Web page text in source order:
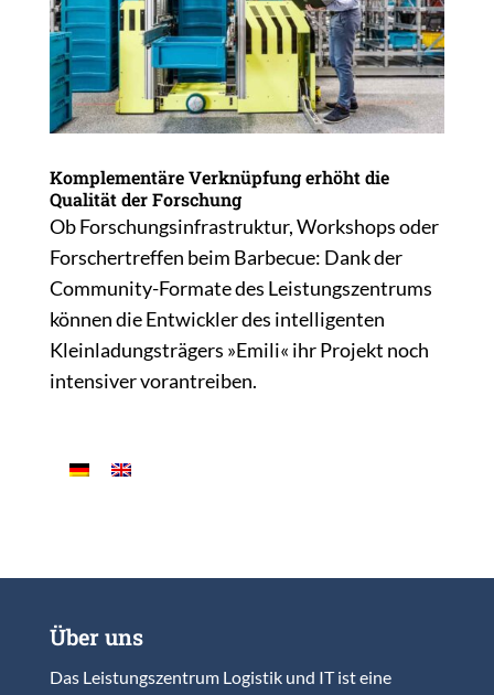
Komplementäre Verknüpfung erhöht die
Qualität der Forschung
Ob Forschungsinfrastruktur, Workshops oder
Forschertreffen beim Barbecue: Dank der
Community-Formate des Leistungszentrums
können die Entwickler des intelligenten
Kleinladungsträgers »Emili« ihr Projekt noch
intensiver vorantreiben.
Über uns
Das Leistungszentrum Logistik und IT ist eine